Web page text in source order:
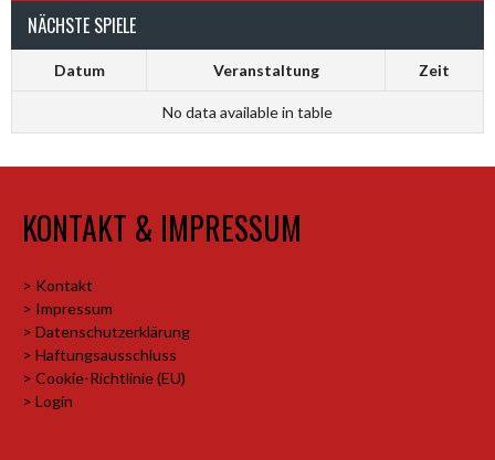
NÄCHSTE SPIELE
Datum Veranstaltung Zeit
No data available in table
KONTAKT & IMPRESSUM
> Kontakt
> Impressum
> Datenschutzerklärung
> Haftungsausschluss
> Cookie-Richtlinie (EU)
> Login